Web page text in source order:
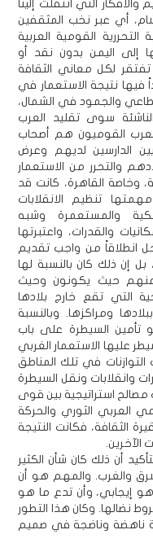
التي انتقلت إلينا
أي عبر نخب المثقفين
التحررية القومية العربية
إلى اليمن بدون نقد أو
تفتقر لكل معاني الثقافة
فيها نتيجة الاستعمار في
والجمود في الشمال،
سوى تقليد العرب
القوميون هم أصحاب
الدارسين لديهم وعرض
والتحرر من الاستعمار
وخاصة القاهرة، كانت قد
تنظيم الانقلابات
والمستعمرة وشبه
والقدرات، واعتبرتها
انطلاقاً من واجب تقديم
إن ذلك كان بالنسبة لها
منهم حيث يكونون وحيث
التي تقع خارج بلادها
ومراكزها. وبالنسبة
تأمين السيطرة على باب
عليها الاستعمار الغربي
في تلك المناطق
وانقلابات ونقل السيطرة
استراتيجية بين قوى
العربي الثوري والحركة
الثقافة، فكانت النتيجة
الآخرين.
أن ذلك كان شأن الكثير
والغرب. والمهم هو أن
إيجابي، وأن تدع ما هو
نضالها. وكان هذا التطور
ناهضة وناضجة في صميم